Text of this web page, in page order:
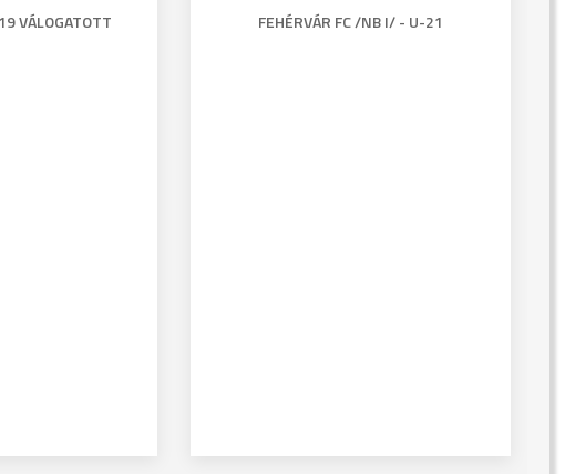
VÁLOGATOTT FEHÉRVÁR FC /NB I/ - U-21